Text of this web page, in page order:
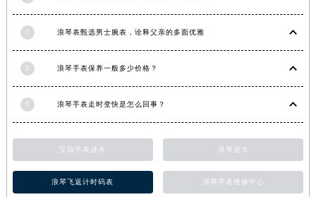
7 浪琴表甄选男士腕表，诠释父亲的多面优雅
8 浪琴手表保养一般多少价格？
9 浪琴手表走时变快是怎么回事？
宝珀手表进水 浪琴进水
浪琴飞返计时码表 浪琴手表维修中心